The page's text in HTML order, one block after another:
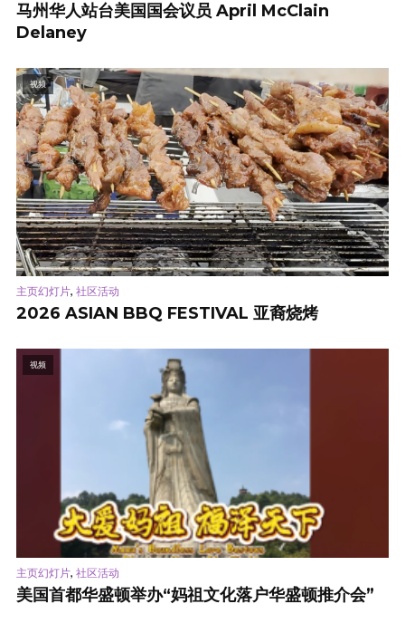
马州华人站台美国国会议员 April McClain
Delaney
视频
主页幻灯片, 社区活动
2026 ASIAN BBQ FESTIVAL 亚裔烧烤
视频
主页幻灯片, 社区活动
美国首都华盛顿举办“妈祖文化落户华盛顿推介会”